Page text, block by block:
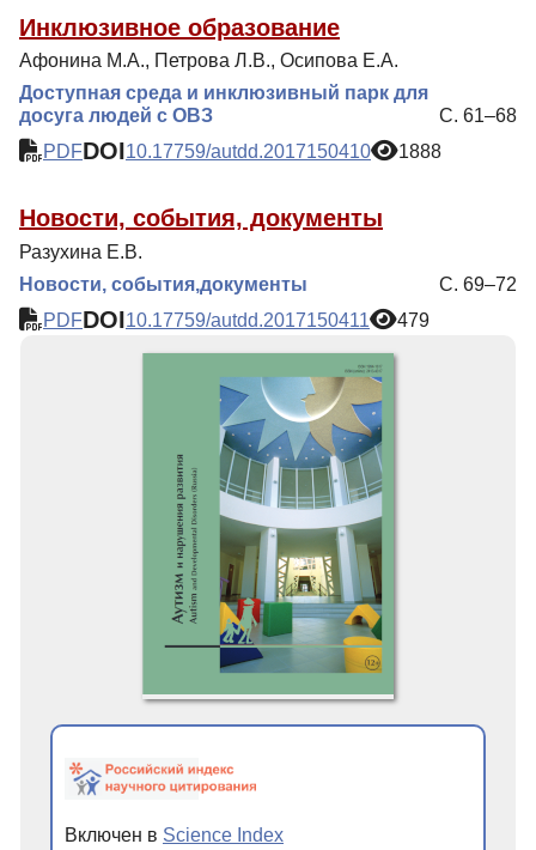
Инклюзивное образование
Афонина М.А., Петрова Л.В., Осипова Е.А.
Доступная среда и инклюзивный парк для
досуга людей с ОВЗ
С. 61–68
PDFDOI10.17759/autdd.2017150410 1888
Новости, события, документы
Разухина Е.В.
Новости, события,документы
С. 69–72
PDFDOI10.17759/autdd.2017150411 479
Включен в Science Index